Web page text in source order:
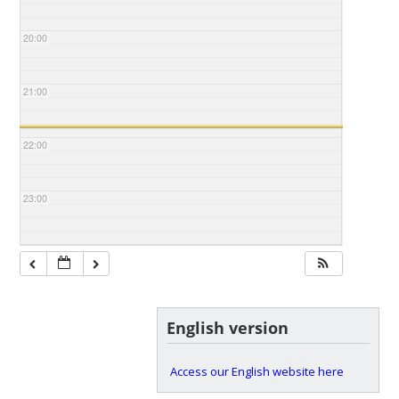
20:00
21:00
22:00
23:00
English version
Access our English website here